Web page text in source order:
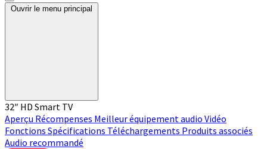
Ouvrir le menu principal
32″ HD Smart TV
Aperçu Récompenses Meilleur équipement audio Vidéo
Fonctions Spécifications Téléchargements Produits associés
Audio recommandé